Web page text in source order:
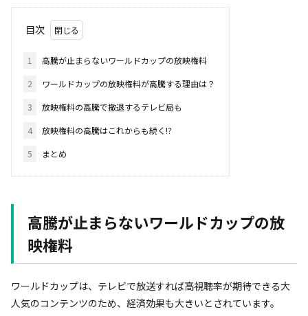
目次
1
高騰が止まらないワールドカップの放映権料
2
ワールドカップの放映権料が高騰する理由は？
3
放映権料の高騰で撤退するテレビ局も
4
放映権料の高騰はこれからも続く!?
5
まとめ
高騰が止まらないワールドカップの放
映権料
ワールドカップは、テレビで放送すれば高視聴率が期待できる大
人気のコンテンツのため、経済効果も大きいとされています。